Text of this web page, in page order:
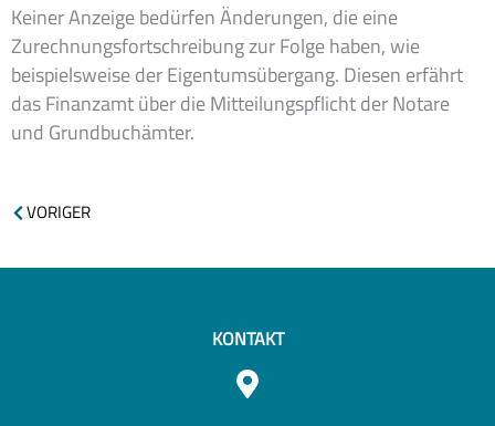
Keiner Anzeige bedürfen Änderungen, die eine
Zurechnungsfortschreibung zur Folge haben, wie
beispielsweise der Eigentumsübergang. Diesen erfährt
das Finanzamt über die Mitteilungspflicht der Notare
und Grundbuchämter.
Zurück
VORIGER
KONTAKT